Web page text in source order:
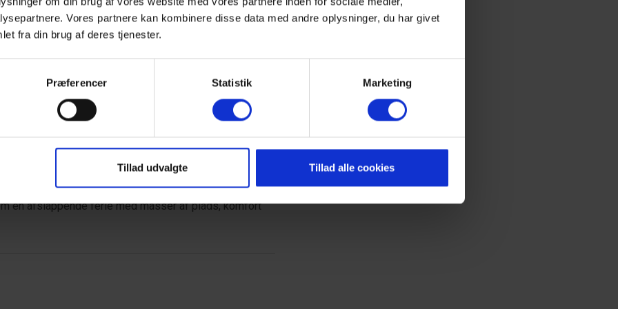
Vores partnere kan kombinere disse data med andre oplysninger, du har givet
fra din brug af deres tjenester.
Præferencer Statistik Marketing
Tillad udvalgte Tillad alle cookies
beliggenhed giver både privatliv og en dejlig
ligger blot ca.400 meterfra huset. Vestkystens brede
og er perfekte til en dag ved havet.
samt spændende udflugtsmål langs kysten.
en afslappende ferie med masser af plads, komfort